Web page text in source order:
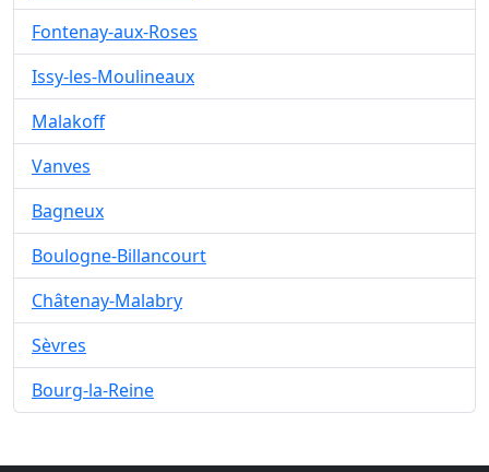
Fontenay-aux-Roses
Issy-les-Moulineaux
Malakoff
Vanves
Bagneux
Boulogne-Billancourt
Châtenay-Malabry
Sèvres
Bourg-la-Reine